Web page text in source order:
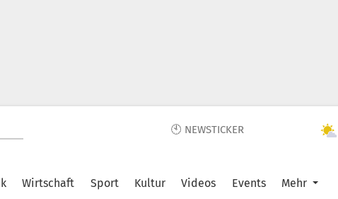
🕙 NEWSTICKER
Wirtschaft Sport Kultur Videos Events Mehr